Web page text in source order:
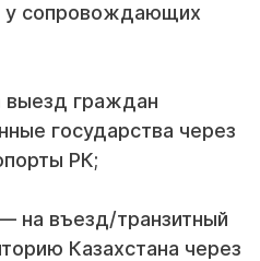
у сопровождающих
выезд граждан
государства через
РК;
на въезд/транзитный
Казахстана через